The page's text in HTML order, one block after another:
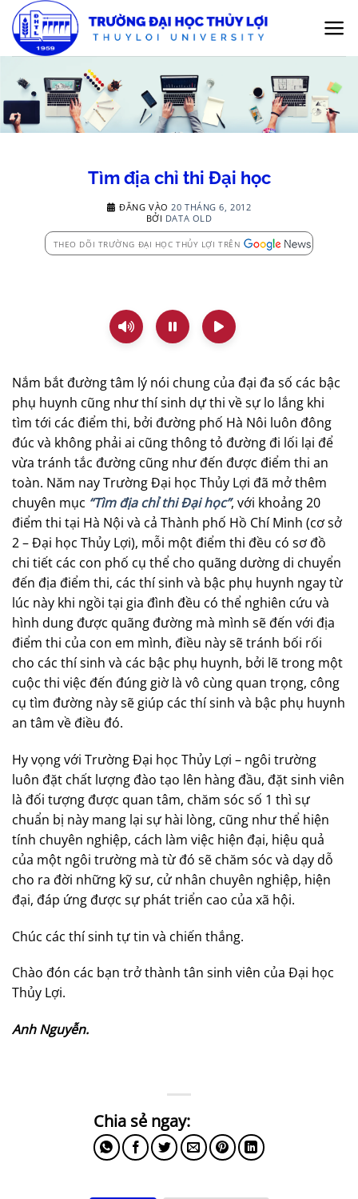
qua
nội
Tìm địa chỉ thi Đại học
ĐĂNG VÀO20 THÁNG 6, 2012
BỞI DATA OLD
THEO DÕI TRƯỜNG ĐẠI HỌC THỦY LỢI TRÊN
Nắm bắt đường tâm l‎ý nói chung của đại đa số các bậc
phụ huynh cũng như thí sinh dự thi về sự lo lắng khi
tìm tới các điểm thi, bởi đường phố Hà Nôi luôn đông
đúc và không phải ai cũng thông tỏ đường đi lối lại để
vừa tránh tắc đường cũng như đến được điểm thi an
toàn. Năm nay Trường Đại học Thủy Lợi đã mở thêm
chuyên mục “Tìm địa chỉ thi Đại học”, với khoảng 20
điểm thi tại Hà Nội và cả Thành phố Hồ Chí Minh (cơ sở
2 – Đại học Thủy Lợi), mỗi một điểm thi đều có sơ đồ
chi tiết các con phố cụ thể cho quãng dường di chuyển
đến địa điểm thi, các thí sinh và bậc phụ huynh ngay từ
lúc này khi ngồi tại gia đình đều có thể nghiên cứu và
hình dung được quãng đường mà mình sẽ đến với địa
điểm thi của con em mình, điều này sẽ tránh bối rối
cho các thí sinh và các bậc phụ huynh, bởi lẽ trong một
cuộc thi việc đến đúng giờ là vô cùng quan trọng, công
cụ tìm đường này sẽ giúp các thí sinh và bậc phụ huynh
an tâm về điều đó.
Hy vọng với Trường Đại học Thủy Lợi – ngôi trường
luôn đặt chất lượng đào tạo lên hàng đầu, đặt sinh viên
là đối tượng được quan tâm, chăm sóc số 1 thì sự
chuẩn bị này mang lại sự hài lòng, cũng như thể hiện
tính chuyên nghiệp, cách làm việc hiện đại, hiệu quả
của một ngôi trường mà từ đó sẽ chăm sóc và dạy dỗ
cho ra đời những kỹ sư, cử nhân chuyên nghiệp, hiện
đại, đáp ứng được sự phát triển cao của xã hội.
Chúc các thí sinh tự tin và chiến thắng.
Chào đón các bạn trở thành tân sinh viên của Đại học
Thủy Lợi.
Anh Nguyễn.